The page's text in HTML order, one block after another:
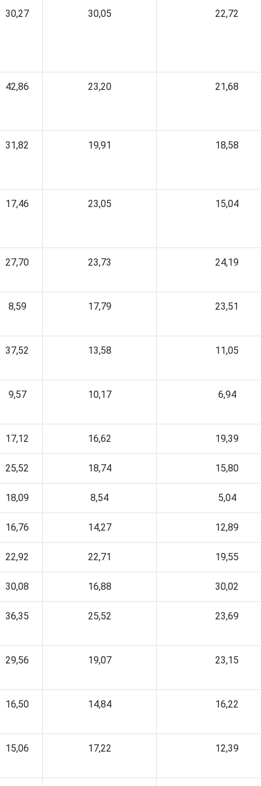
30,27 30,05 22,72
42,86 23,20 21,68
31,82 19,91 18,58
17,46 23,05 15,04
27,70 23,73 24,19
8,59 17,79 23,51
37,52 13,58 11,05
9,57 10,17 6,94
17,12 16,62 19,39
25,52 18,74 15,80
18,09 8,54 5,04
16,76 14,27 12,89
22,92 22,71 19,55
30,08 16,88 30,02
36,35 25,52 23,69
29,56 19,07 23,15
16,50 14,84 16,22
15,06 17,22 12,39